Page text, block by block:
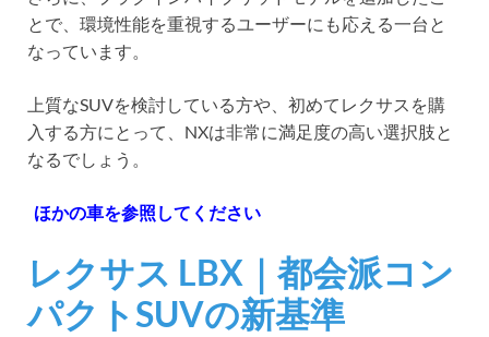
とで、環境性能を重視するユーザーにも応える一台と
なっています。
上質なSUVを検討している方や、初めてレクサスを購
入する方にとって、NXは非常に満足度の高い選択肢と
なるでしょう。
ほかの車を参照してください
レクサス LBX｜都会派コン
パクトSUVの新基準